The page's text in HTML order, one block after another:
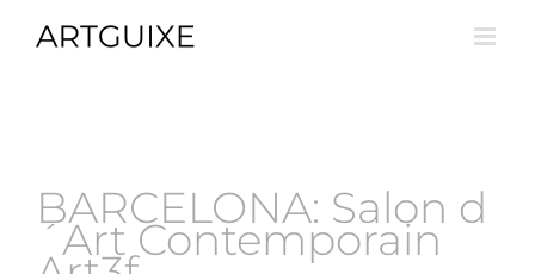
BARCELONA: Salon d
´Art Contemporain